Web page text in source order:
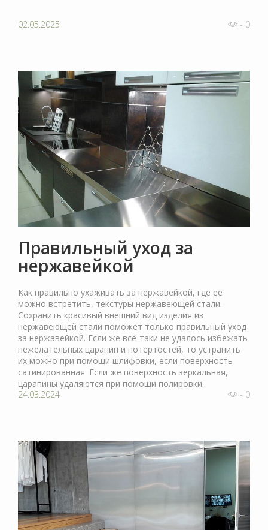
02.05.2025 - 0
Правильный уход за
нержавейкой
Как правильно ухаживать за нержавейкой, где её
можно встретить, текстуры нержавеющей стали.
Сохранить красивый внешний вид изделия из
нержавеющей стали поможет только правильный уход
за нержавейкой. Если же всё-таки не удалось избежать
нежелательных царапин и потёртостей, то устранить
их можно при помощи шлифовки, если поверхность
сатинированная. Если же поверхность зеркальная,
царапины удаляются при помощи полировки.
24.03.2024
- 0